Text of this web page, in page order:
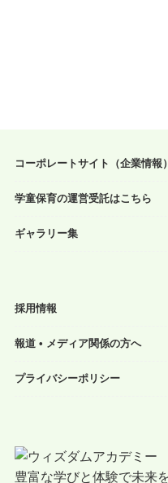
コーポレートサイト（企業情報）
学童保育の運営受託はこちら
ギャラリー集
採用情報
報道 • メディア関係の方へ
プライバシーポリシー